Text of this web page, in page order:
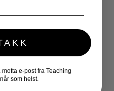
e-post fra Teaching
som helst.